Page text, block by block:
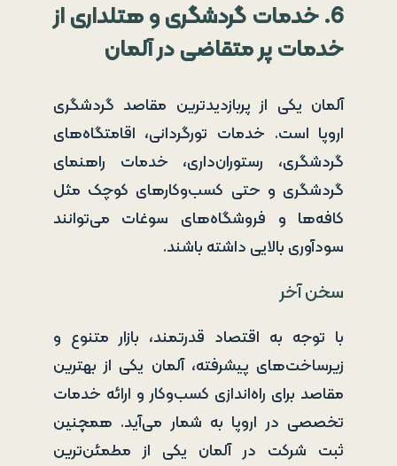
6. خدمات گردشگری و هتلداری از
خدمات پر متقاضی در آلمان
آلمان یکی از پربازدیدترین مقاصد گردشگری
اروپا است. خدمات تورگردانی، اقامتگاه‌های
گردشگری، رستوران‌داری، خدمات راهنمای
گردشگری و حتی کسب‌وکارهای کوچک مثل
کافه‌ها و فروشگاه‌های سوغات می‌توانند
سودآوری بالایی داشته باشند.
سخن آخر
با توجه به اقتصاد قدرتمند، بازار متنوع و
زیرساخت‌های پیشرفته، آلمان یکی از بهترین
مقاصد برای راه‌اندازی کسب‌وکار و ارائه خدمات
تخصصی در اروپا به شمار می‌آید. همچنین
ثبت شرکت در آلمان یکی از مطمئن‌ترین